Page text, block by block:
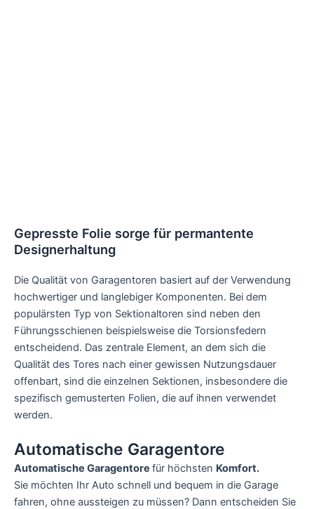
Gepresste Folie sorge für permantente
Designerhaltung
Die Qualität von Garagentoren basiert auf der Verwendung
hochwertiger und langlebiger Komponenten. Bei dem
populärsten Typ von Sektionaltoren sind neben den
Führungsschienen beispielsweise die Torsionsfedern
entscheidend. Das zentrale Element, an dem sich die
Qualität des Tores nach einer gewissen Nutzungsdauer
offenbart, sind die einzelnen Sektionen, insbesondere die
spezifisch gemusterten Folien, die auf ihnen verwendet
werden.
Automatische Garagentore
Automatische Garagentore für höchsten Komfort.
Sie möchten Ihr Auto schnell und bequem in die Garage
fahren, ohne aussteigen zu müssen? Dann entscheiden Sie